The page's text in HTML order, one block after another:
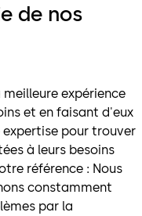
de nos
expérience
et en faisant d'eux
pour trouver
à leurs besoins
référence : Nous
constamment
par la